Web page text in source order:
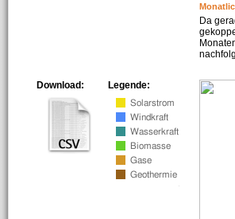
Da
Legende:
Download: